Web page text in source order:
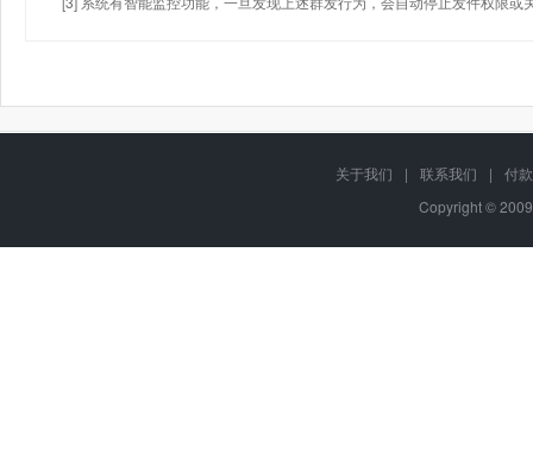
关于我们 | 联系我们 |
付
Copyright ©